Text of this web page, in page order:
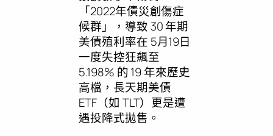
「2022年債災創傷症
候群」，導致 30 年期
美債殖利率在 5月19日
一度失控狂飆至
5.198% 的 19 年來歷史
高檔，長天期美債
ETF（如 TLT）更是遭
遇投降式拋售。